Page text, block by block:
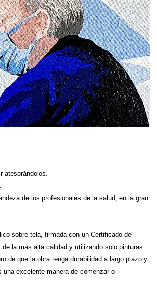
atesorándolos.
de los profesionales de la salud, en la gran
sobre tela, firmada con un Certificado de
la más alta calidad y utilizando solo pinturas
de que la obra tenga durabilidad a largo plazo y
excelente manera de comenzar o